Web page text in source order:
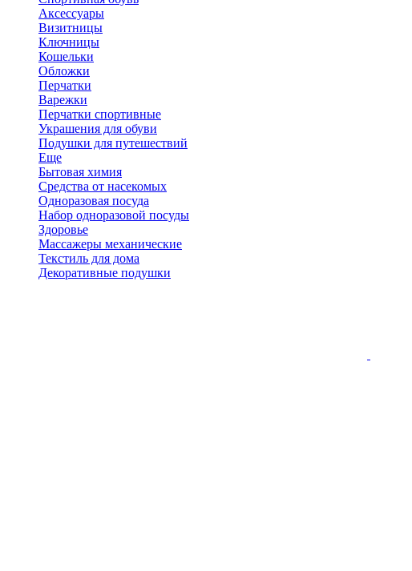
Аксессуары
Визитницы
Ключницы
Кошельки
Обложки
Перчатки
Варежки
Перчатки спортивные
Украшения для обуви
Подушки для путешествий
Еще
Бытовая химия
Средства от насекомых
Одноразовая посуда
Набор одноразовой посуды
Здоровье
Массажеры механические
Текстиль для дома
Декоративные подушки